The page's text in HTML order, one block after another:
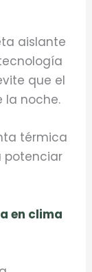
aislante
que el
la noche.
térmica
potenciar
en clima